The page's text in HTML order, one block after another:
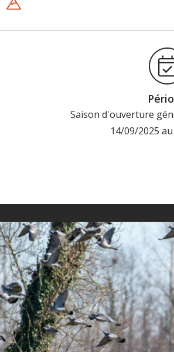
Saison d'ouverture
14/09/2025